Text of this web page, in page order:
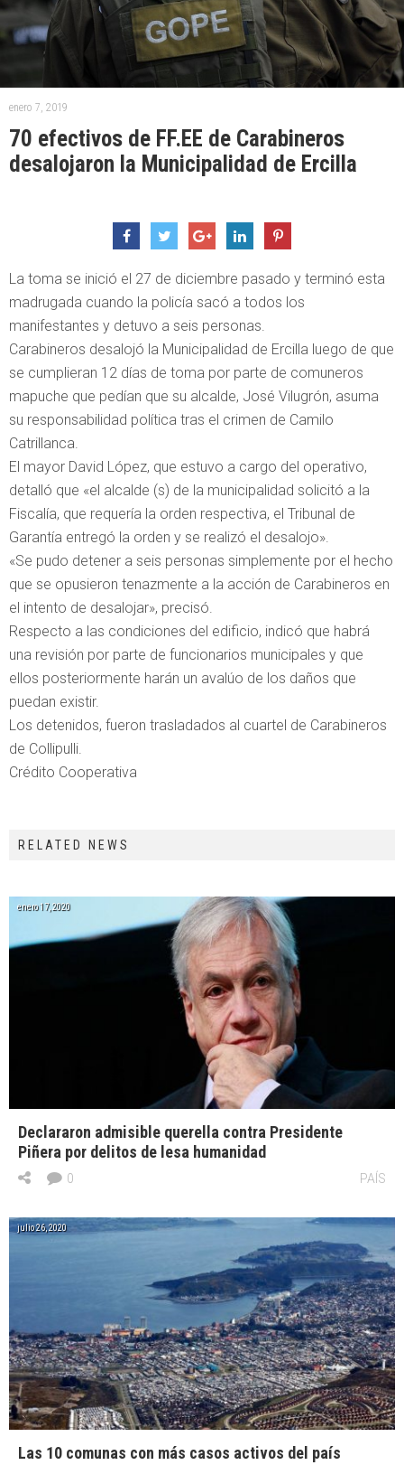
enero 7, 2019
70 efectivos de FF.EE de Carabineros
desalojaron la Municipalidad de Ercilla
La toma se inició el 27 de diciembre pasado y terminó esta
madrugada cuando la policía sacó a todos los
manifestantes y detuvo a seis personas.
Carabineros desalojó la Municipalidad de Ercilla luego de que
se cumplieran 12 días de toma por parte de comuneros
mapuche que pedían que su alcalde, José Vilugrón, asuma
su responsabilidad política tras el crimen de Camilo
Catrillanca.
El mayor David López, que estuvo a cargo del operativo,
detalló que «el alcalde (s) de la municipalidad solicitó a la
Fiscalía, que requería la orden respectiva, el Tribunal de
Garantía entregó la orden y se realizó el desalojo».
«Se pudo detener a seis personas simplemente por el hecho
que se opusieron tenazmente a la acción de Carabineros en
el intento de desalojar», precisó.
Respecto a las condiciones del edificio, indicó que habrá
una revisión por parte de funcionarios municipales y que
ellos posteriormente harán un avalúo de los daños que
puedan existir.
Los detenidos, fueron trasladados al cuartel de Carabineros
de Collipulli.
Crédito Cooperativa
RELATED NEWS
enero 17, 2020
Declararon admisible querella contra Presidente
Piñera por delitos de lesa humanidad
PAÍS
0
julio 26, 2020
Las 10 comunas con más casos activos del país